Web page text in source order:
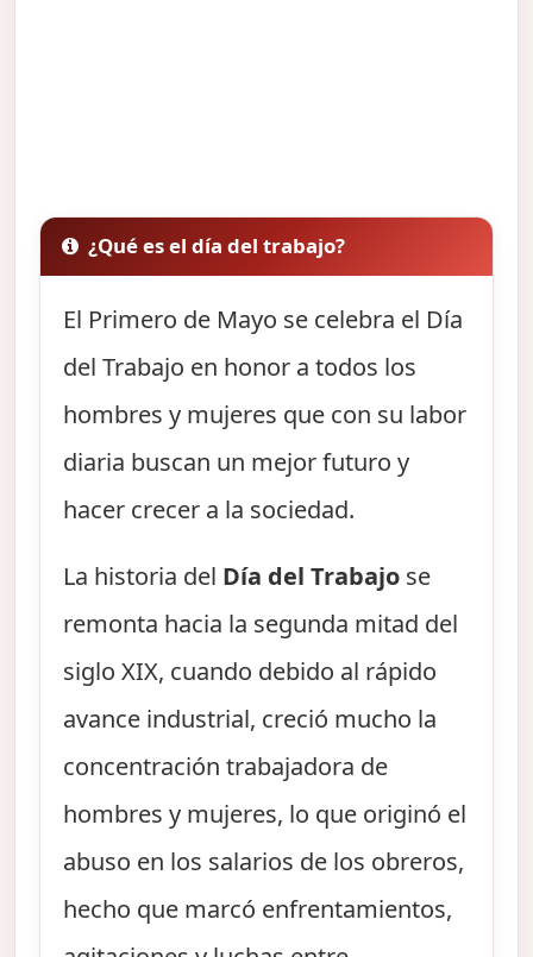
¿Qué es el día del trabajo?
El Primero de Mayo se celebra el Día
del Trabajo en honor a todos los
hombres y mujeres que con su labor
diaria buscan un mejor futuro y
hacer crecer a la sociedad.
La historia del Día del Trabajo se
remonta hacia la segunda mitad del
siglo XIX, cuando debido al rápido
avance industrial, creció mucho la
concentración trabajadora de
hombres y mujeres, lo que originó el
abuso en los salarios de los obreros,
hecho que marcó enfrentamientos,